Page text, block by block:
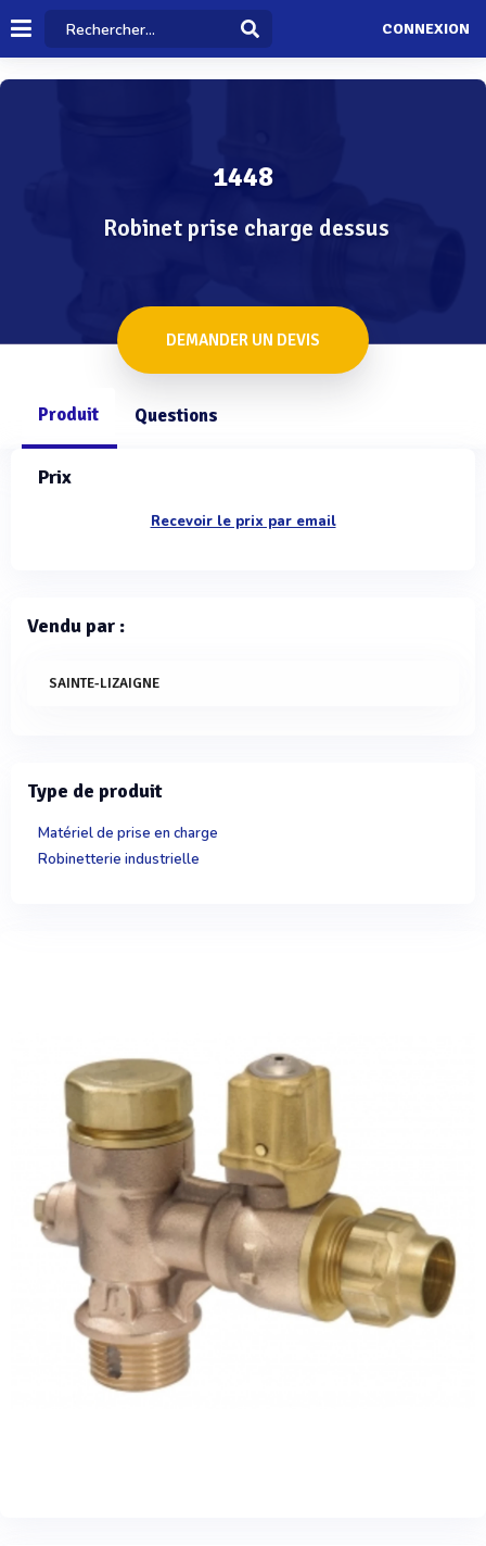
CONNEXION
1448
Robinet prise charge dessus
DEMANDER UN DEVIS
Produit Questions
Prix
Recevoir le prix par email
Vendu par :
SAINTE-LIZAIGNE
Type de produit
Matériel de prise en charge
Robinetterie industrielle